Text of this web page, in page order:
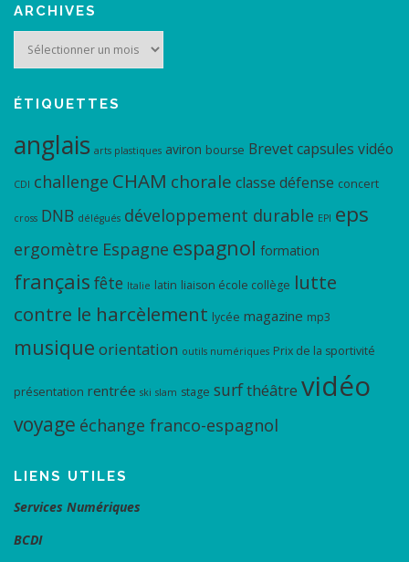
ARCHIVES
ÉTIQUETTES
anglais arts plastiques aviron bourse Brevetcapsules vidéo
CDI challenge CHAM chorale classe défense concert
cross DNB délégués développement durable EPI eps
ergomètre Espagne espagnol formation
français fête Italie latin liaison école collège lutte
contre le harcèlement lycée magazine mp3
musique orientation outils numériques Prix de la sportivité
présentation rentrée ski slam stage surfthéâtre vidéo
voyage échange franco-espagnol
LIENS UTILES
Services Numériques
BCDI